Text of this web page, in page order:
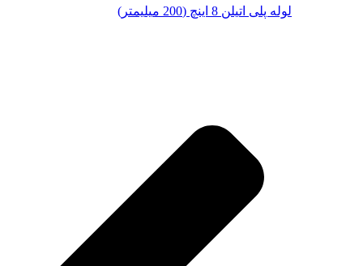
لوله پلی اتیلن 8 اینچ (200 میلیمتر)